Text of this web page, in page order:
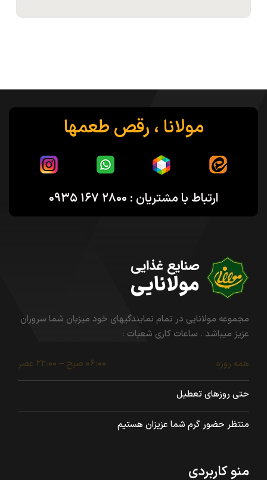
مولانا ، رقص طعمها
ارتباط با مشتریان : ۲۸۰۰ ۱۶۷ ۰۹۳۵
مجموعه مولانایی در تمام نمایندگیهای خود میزبان شما سروران
عزیز میباشد . ساعات کاری شعبات :
همه روزه ۰۶:۰۰ صبح – ۲۲:۰۰ عصر
حتی روزهای تعطیل
منتظر حضور گرم شما عزیزان هستیم
منو کاربردی